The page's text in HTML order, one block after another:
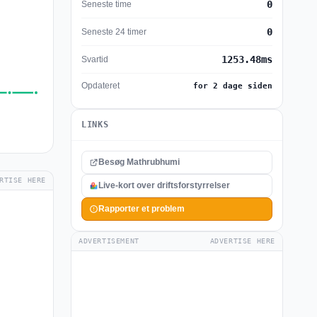
HERE
Seneste time 0
Seneste 24 timer 0
Svartid 1253.48ms
Opdateret for 2 dage siden
LINKS
Besøg Mathrubhumi
Live-kort over driftsforstyrrelser
Rapporter et problem
ADVERTISEMENT ADVERTISE HERE